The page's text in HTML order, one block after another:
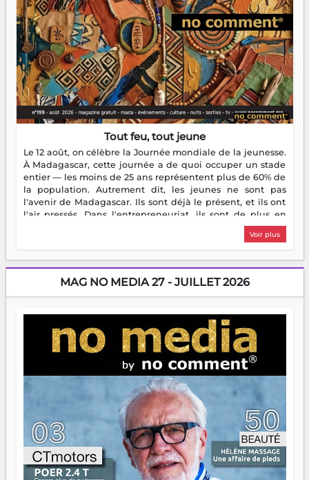
Tout feu, tout jeune
Le 12 août, on célèbre la Journée mondiale de la jeunesse.
À Madagascar, cette journée a de quoi occuper un stade
entier — les moins de 25 ans représentent plus de 60% de
la population. Autrement dit, les jeunes ne sont pas
l'avenir de Madagascar. Ils sont déjà le présent, et ils ont
l'air pressés. Dans l'entrepreneuriat, ils sont de plus en
plus nombreux à se lancer, à créer, à risquer — souvent
sans filet, souvent sans aide, mais toujours avec cette
encore meilleures. Aina Rasamoelina vient de décrocher le
Prix RFI Instrumental Afrique. Miangaly Elia rafle le Prix
jeunes qui tiennent la torche. Alors oui, on pourrait
s'arrêter là, applaudir et rentrer chez soi satisfait. Mais ce
serait passer à côté d'une chose essentielle. La fougue, ça
brûle fort — et parfois, ça brûle vite. Une flamme sans
direction peut éclairer autant qu'elle peut consumer. C'est
là que les aînés entrent en scène — pas pour reprendre le
gouvernail, mais pour montrer où sont les récifs. Les jeunes
ont la force, les vieux ont l'expérience, comme on dit. Ce
n'est pas un combat de générations — c'est une question
d'équipage. Partagez vos réussites, mais aussi vos échecs.
Surtout vos échecs, d'ailleurs — ils enseignent mieux que
n'importe quel manuel. À Madagascar, la barque avance.
Il faut juste s'assurer que tout le monde rame dans le
même sens.
Voir plus
MAG NO MEDIA 27 - JUILLET 2026